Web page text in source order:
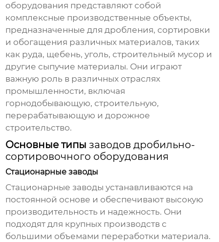
оборудования представляют собой
комплексные производственные объекты,
предназначенные для дробления, сортировки
и обогащения различных материалов, таких
как руда, щебень, уголь, строительный мусор и
другие сыпучие материалы. Они играют
важную роль в различных отраслях
промышленности, включая
горнодобывающую, строительную,
перерабатывающую и дорожное
строительство.
Основные типызаводов дробильно-
сортировочного оборудования
Стационарные заводы
Стационарные заводы устанавливаются на
постоянной основе и обеспечивают высокую
производительность и надежность. Они
подходят для крупных производств с
большими объемами переработки материала.